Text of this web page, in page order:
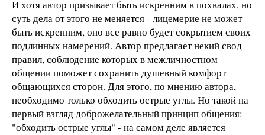
И хотя автор призывает быть искренним в похвалах, но
суть дела от этого не меняется - лицемерие не может
быть искренним, оно все равно будет сокрытием своих
подлинных намерений. Автор предлагает некий свод
правил, соблюдение которых в межличностном
общении поможет сохранить душевный комфорт
общающихся сторон. Для этого, по мнению автора,
необходимо только обходить острые углы. Но такой на
первый взгляд доброжелательный принцип общения:
"обходить острые углы" - на самом деле является